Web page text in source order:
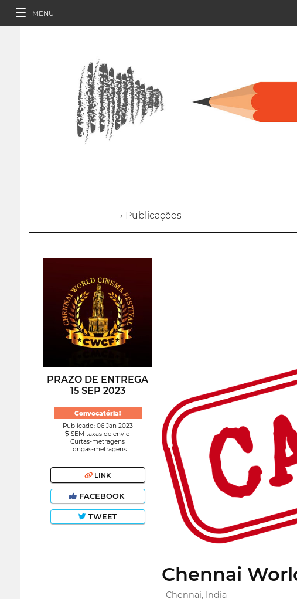
MENU
› Publicações
PRAZO DE ENTREGA
15 SEP 2023
Convocatória!
Publicado: 06 Jan 2023
SEM taxas de envio
Curtas-metragens
Longas-metragens
LINK
FACEBOOK
TWEET
Chennai
Chennai, India